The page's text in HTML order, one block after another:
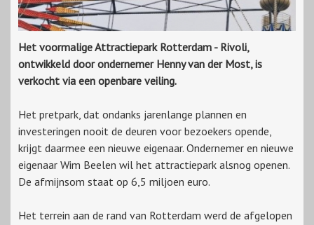
Het voormalige Attractiepark Rotterdam - Rivoli,
ontwikkeld door ondernemer Henny van der Most, is
verkocht via een openbare veiling.
Het pretpark, dat ondanks jarenlange plannen en
investeringen nooit de deuren voor bezoekers opende,
krijgt daarmee een nieuwe eigenaar. Ondernemer en nieuwe
eigenaar Wim Beelen wil het attractiepark alsnog openen.
De afmijnsom staat op 6,5 miljoen euro.
Het terrein aan de rand van Rotterdam werd de afgelopen